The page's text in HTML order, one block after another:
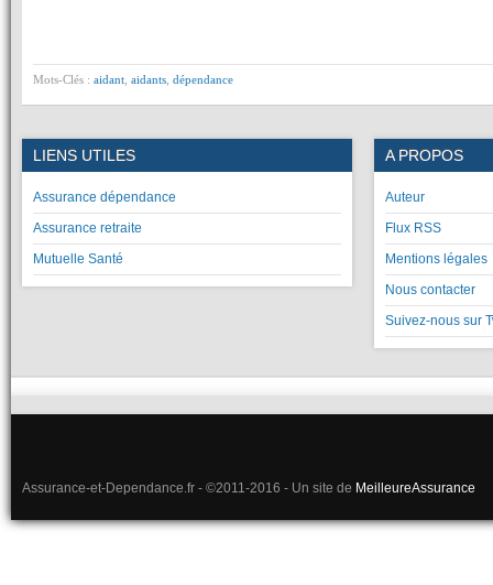
Mots-Clés : aidant aidants dépendance
LIENS UTILES
Assurance dépendance
Assurance retraite
Mutuelle Santé
A PROPOS
Auteur
Flux RSS
Mentions légales
Nous contacter
Suivez-nous sur
Assurance-et-Dependance.fr - ©2011-2016 - Un site de MeilleureAssurance